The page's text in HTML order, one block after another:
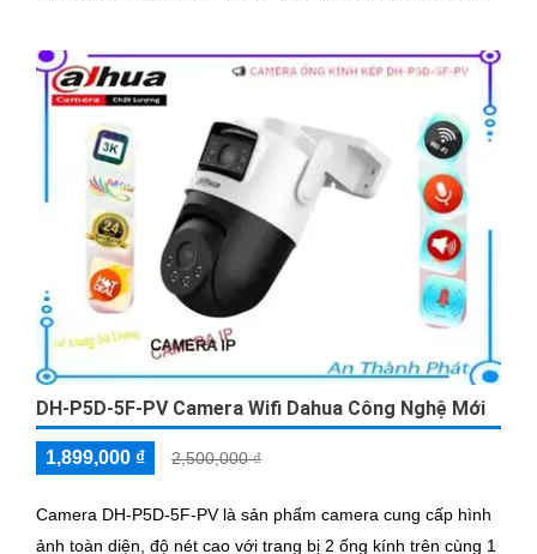
DH-P5D-5F-PV Camera Wifi Dahua Công Nghệ Mới
1,899,000 ₫ 2,500,000 ₫
Camera DH-P5D-5F-PV là sản phẩm camera cung cấp hình
ảnh toàn diện, độ nét cao với trang bị 2 ống kính trên cùng 1